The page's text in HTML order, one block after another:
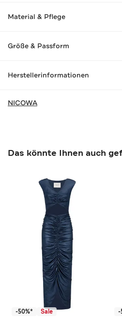
Material & Pflege
Größe & Passform
Herstellerinformationen
NICOWA
Das könnte Ihnen auch
-50%* Sale -